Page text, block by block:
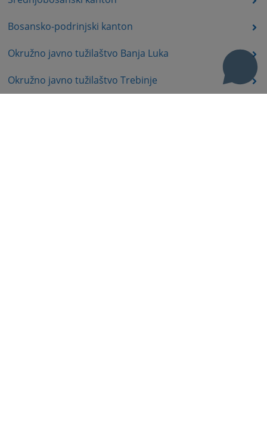
Bosansko-podrinjski kanton
Okružno javno tužilaštvo Banja Luka
Okružno javno tužilaštvo Trebinje